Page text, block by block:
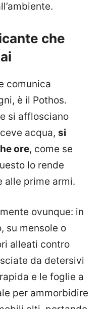
che
comunica
è il Pothos.
si afflosciano
acqua, si
ore, come se
lo rende
alle prime armi.
ovunque: in
su mensole o
alleati contro
da detersivi
e le foglie a
per ammorbidire